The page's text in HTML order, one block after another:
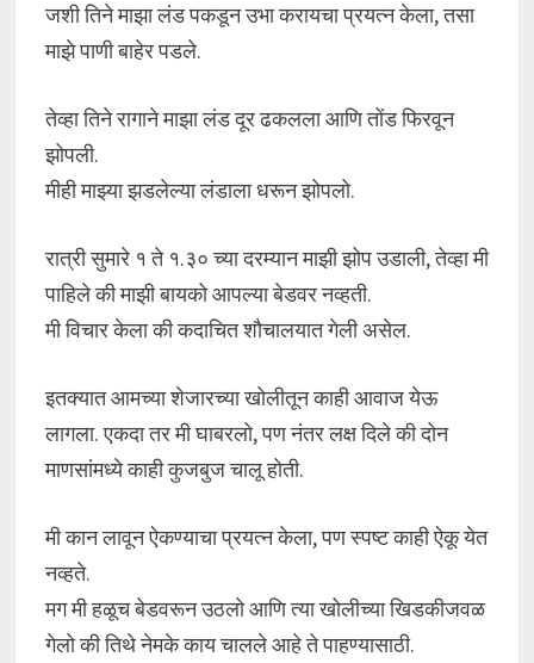
जशी तिने माझा लंड पकडून उभा करायचा प्रयत्न केला, तसा
माझे पाणी बाहेर पडले.
तेव्हा तिने रागाने माझा लंड दूर ढकलला आणि तोंड फिरवून
झोपली.
मीही माझ्या झडलेल्या लंडाला धरून झोपलो.
रात्री सुमारे १ ते १.३० च्या दरम्यान माझी झोप उडाली, तेव्हा मी
पाहिले की माझी बायको आपल्या बेडवर नव्हती.
मी विचार केला की कदाचित शौचालयात गेली असेल.
इतक्यात आमच्या शेजारच्या खोलीतून काही आवाज येऊ
लागला. एकदा तर मी घाबरलो, पण नंतर लक्ष दिले की दोन
माणसांमध्ये काही कुजबुज चालू होती.
मी कान लावून ऐकण्याचा प्रयत्न केला, पण स्पष्ट काही ऐकू येत
नव्हते.
मग मी हळूच बेडवरून उठलो आणि त्या खोलीच्या खिडकीजवळ
गेलो की तिथे नेमके काय चालले आहे ते पाहण्यासाठी.